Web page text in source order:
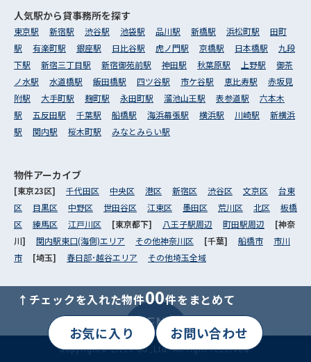
↑チェックを入れた物件00件をまとめて
お気に入り お問い合わせ
MENU
人気駅から貸事務所を探す
東京駅 新宿駅 渋谷駅 池袋駅 品川駅 新橋駅 浜松町駅
田町
駅
有楽町駅 銀座駅 日比谷駅 虎ノ門駅 京橋駅 日本橋駅
九段
下駅
新宿三丁目駅 新宿御苑前駅 神田駅 秋葉原駅 上野駅
御茶
ノ水駅
水道橋駅 飯田橋駅 四ツ谷駅 市ケ谷駅 恵比寿駅
赤坂見
附駅
大手町駅 麹町駅 永田町駅 溜池山王駅 表参道駅
六本木
駅
五反田駅 千葉駅 船橋駅 海浜幕張駅 横浜駅 川崎駅
新横浜
駅
関内駅 桜木町駅 みなとみらい駅
物件アーカイブ
[東京23区] 千代田区 中央区 港区 新宿区 渋谷区 文京区
台東
区
目黒区 中野区 世田谷区 江東区 墨田区 荒川区 北区
板橋
区
練馬区 江戸川区 [東京都下] 八王子駅周辺 町田駅周辺
[神奈
川] 関内駅東口(海側)エリア その他神奈川区 [千葉] 船橋市
市川
市
[埼玉] 春日部･越谷エリア その他埼玉全域
Copyright© Livex Co.,Ltd. All right reserved.